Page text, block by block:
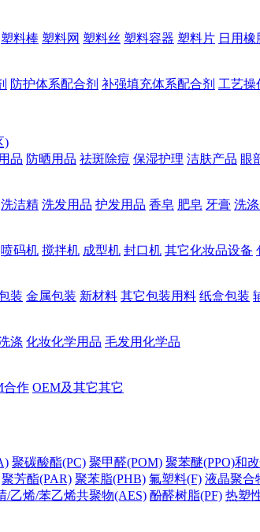
塑料棒 塑料网 塑料丝 塑料容器 塑料片 日用橡
防护体系配合剂 补强填充体系配合剂 工艺操
)
品 防晒用品 祛斑除痘 保湿护理 洁肤产品 眼
洗洁精 洗发用品 护发用品 香皂 肥皂 牙膏 洗
喷码机 搅拌机 成型机 封口机 其它化妆品设备
装 金属包装 新材料 其它包装用料 纸盒包装
涤 化妆化学用品 毛发用化学品
合作 OEM及其它其它
聚碳酸酯(PC) 聚甲醛(POM) 聚苯醚(PPO)和
聚芳酯(PAR) 聚苯脂(PHB) 氟塑料(F) 液晶聚合
/乙烯/苯乙烯共聚物(AES) 酚醛树脂(PF) 热塑